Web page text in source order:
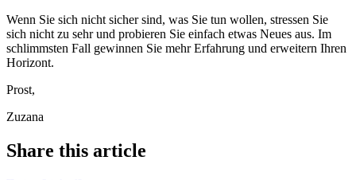
Wenn Sie sich nicht sicher sind, was Sie tun wollen, stressen Sie
sich nicht zu sehr und probieren Sie einfach etwas Neues aus. Im
schlimmsten Fall gewinnen Sie mehr Erfahrung und erweitern Ihren
Horizont.
Prost,
Zuzana
Share this article